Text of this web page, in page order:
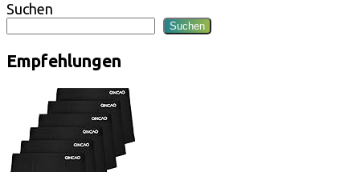
Suchen
Suchen
Empfehlungen